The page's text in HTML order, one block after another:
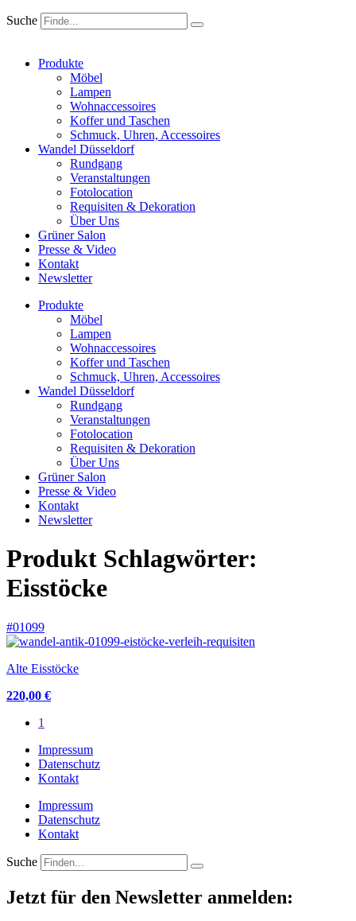
Suche
Produkte
Möbel
Lampen
Wohnaccessoires
Koffer und Taschen
Schmuck, Uhren, Accessoires
Wandel Düsseldorf
Rundgang
Veranstaltungen
Fotolocation
Requisiten & Dekoration
Über Uns
Grüner Salon
Presse & Video
Kontakt
Newsletter
Produkte
Möbel
Lampen
Wohnaccessoires
Koffer und Taschen
Schmuck, Uhren, Accessoires
Wandel Düsseldorf
Rundgang
Veranstaltungen
Fotolocation
Requisiten & Dekoration
Über Uns
Grüner Salon
Presse & Video
Kontakt
Newsletter
Produkt Schlagwörter:
Eisstöcke
#01099
Alte Eisstöcke
220,00 €
1
Impressum
Datenschutz
Kontakt
Impressum
Datenschutz
Kontakt
Suche
Jetzt für den Newsletter anmelden: